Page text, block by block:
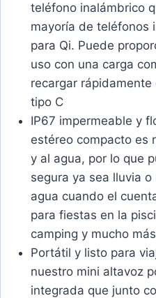
teléfono inalámbrico
mayoría de teléfonos
para Qi. Puede
uso con una carga
recargar
tipo C
IP67 impermeable y
estéreo compacto es
y al agua, por lo que
segura ya sea lluvia
agua cuando el
para fiestas en la
camping y mucho más
Portátil y listo para
nuestro mini altavoz
integrada que junto